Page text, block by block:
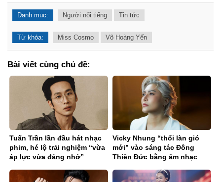
Danh mục: Người nổi tiếng Tin tức
Từ khóa: Miss Cosmo Võ Hoàng Yến
Bài viết cùng chủ đề:
Tuấn Trần lần đầu hát nhạc
phim, hé lộ trải nghiệm “vừa
áp lực vừa đáng nhớ”
Vicky Nhung “thổi làn gió
mới” vào sáng tác Đông
Thiên Đức bằng âm nhạc